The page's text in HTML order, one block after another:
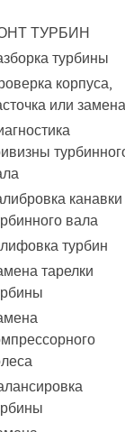
ТУРБИН
турбины
корпуса,
или замена
канавки
вала
турбин
тарелки